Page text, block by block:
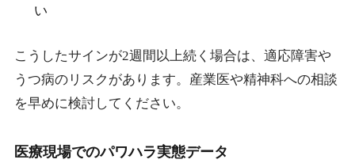
い
こうしたサインが2週間以上続く場合は、適応障害や
うつ病のリスクがあります。産業医や精神科への相談
を早めに検討してください。
医療現場でのパワハラ実態データ